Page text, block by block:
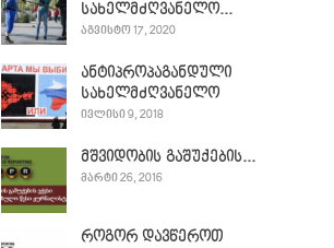
სახელმძღვანელო...
ᲐᲒᲕᲘᲡᲢᲝ 17, 2020
ანტიპროპაგანდული
სახელმძღვანელო
ᲘᲕᲚᲘᲡᲘ 9, 2018
მშვიდობის გაშუქების...
ᲛᲐᲠᲢᲘ 26, 2016
როგორ დავწეროთ